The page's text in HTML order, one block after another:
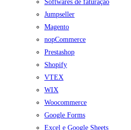
Softwares de faturação
Jumpseller
Magento
nopCommerce
Prestashop
Shopify
VTEX
WIX
Woocommerce
Google Forms
Excel e Google Sheets